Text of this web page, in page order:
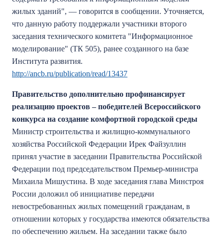
жилых зданий", — говорится в сообщении. Уточняется,
что данную работу поддержали участники второго
заседания технического комитета "Информационное
моделирование" (ТК 505), ранее созданного на базе
Института развития.
http://ancb.ru/publication/read/13437
Правительство дополнительно профинансирует
реализацию проектов – победителей Всероссийского
конкурса на создание комфортной городской среды
Министр строительства и жилищно-коммунального
хозяйства Российской Федерации Ирек Файзуллин
принял участие в заседании Правительства Российской
Федерации под председательством Премьер-министра
Михаила Мишустина. В ходе заседания глава Минстроя
России доложил об инициативе передачи
невостребованных жилых помещений гражданам, в
отношении которых у государства имеются обязательства
по обеспечению жильем. На заседании также было